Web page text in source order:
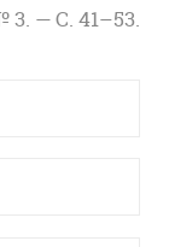
— С. 41–53.